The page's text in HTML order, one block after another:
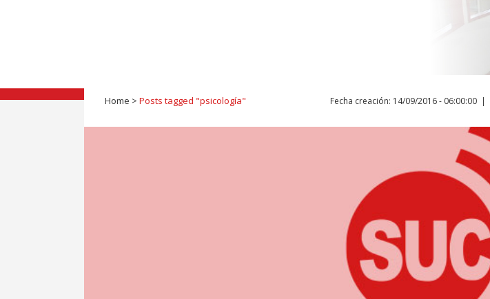
Home > Posts tagged "psicología" Fecha creación: 14/09/2016 - 06:00:00